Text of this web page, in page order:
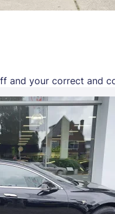
and your correct and